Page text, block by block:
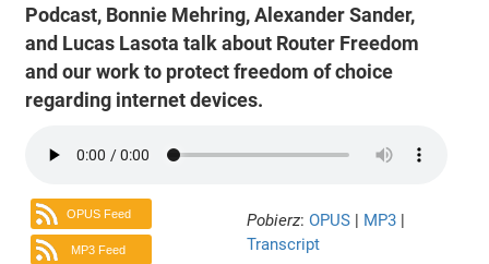
Podcast, Bonnie Mehring, Alexander Sander,
and Lucas Lasota talk about Router Freedom
and our work to protect freedom of choice
regarding internet devices.
OPUS Feed
MP3 Feed
Pobierz: OPUS | MP3 |
Transcript